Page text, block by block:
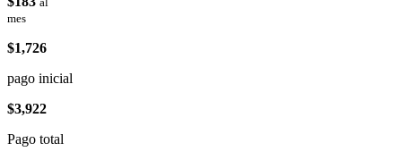
mes
$1,726
pago inicial
$3,922
Pago total